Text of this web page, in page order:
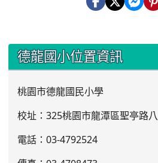
::: 德龍國小位置資訊
桃園市德龍國民小學
校址：325桃園市龍潭區聖亭路
電話：03-4792524